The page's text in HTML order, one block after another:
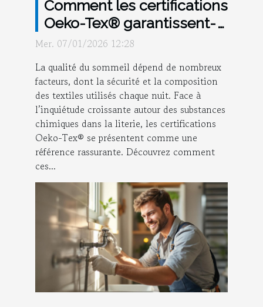
Comment les certifications
Oeko-Tex® garantissent-
elles des nuits saines ?
Mer. 07/01/2026 12:28
La qualité du sommeil dépend de nombreux
facteurs, dont la sécurité et la composition
des textiles utilisés chaque nuit. Face à
l’inquiétude croissante autour des substances
chimiques dans la literie, les certifications
Oeko-Tex® se présentent comme une
référence rassurante. Découvrez comment
ces...